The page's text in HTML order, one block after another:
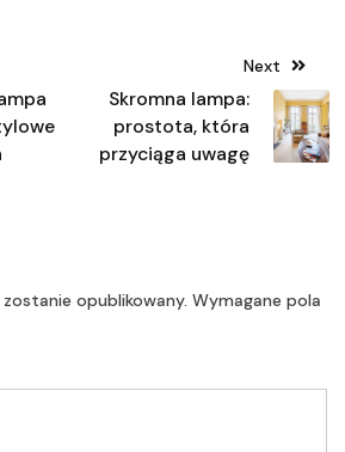
Next
Skromna lampa:
prostota, która
przyciąga uwagę
opublikowany. Wymagane pola